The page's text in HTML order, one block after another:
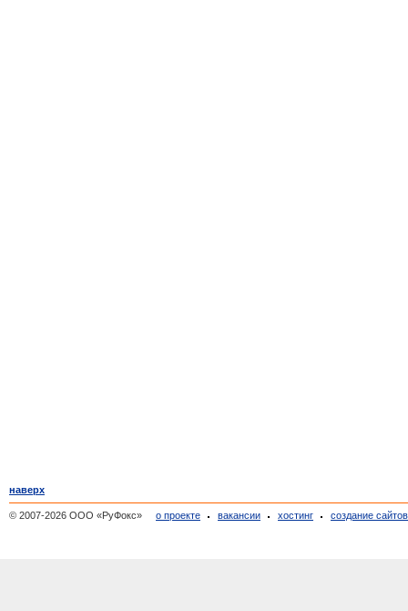
наверх
© 2007-2026 ООО «РуФокс» о проекте вакансии хостинг создание сайтов